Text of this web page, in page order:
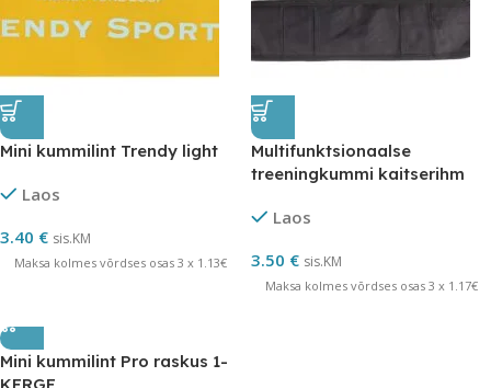
Mini kummilint Trendy light
Laos
3.40 € sis.KM
Maksa kolmes võrdses osas 3 x 1.13€
Multifunktsionaalse
treeningkummi kaitserihm
Laos
3.50 € sis.KM
Maksa kolmes võrdses osas 3 x 1.17€
Mini kummilint Pro raskus 1-